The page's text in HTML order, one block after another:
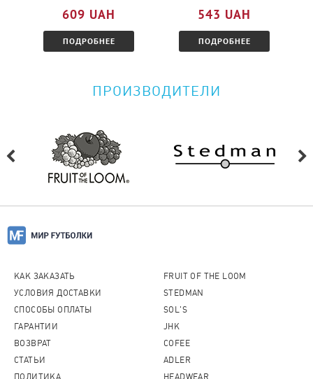
609 UAH
ПОДРОБНЕЕ
543 UAH
ПОДРОБНЕЕ
ПРОИЗВОДИТЕЛИ
КАК ЗАКАЗАТЬ
УСЛОВИЯ ДОСТАВКИ
СПОСОБЫ ОПЛАТЫ
ГАРАНТИИ
ВОЗВРАТ
СТАТЬИ
ПОЛИТИКА
FRUIT OF THE LOOM
STEDMAN
SOL'S
JHK
COFEE
ADLER
HEADWEAR